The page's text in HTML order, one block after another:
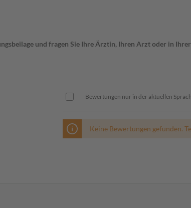
und fragen Sie Ihre Ärztin, Ihren Arzt oder in
Bewertungen nur in der aktuellen
Keine Bewertungen gefunden.